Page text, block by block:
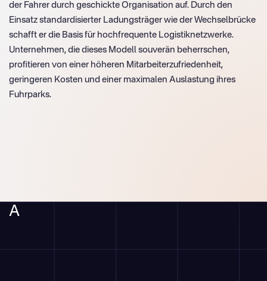
der Fahrer durch geschickte Organisation auf. Durch den
Einsatz standardisierter Ladungsträger wie der Wechselbrücke
schafft er die Basis für hochfrequente Logistiknetzwerke.
Unternehmen, die dieses Modell souverän beherrschen,
profitieren von einer höheren Mitarbeiterzufriedenheit,
geringeren Kosten und einer maximalen Auslastung ihres
Fuhrparks.
A